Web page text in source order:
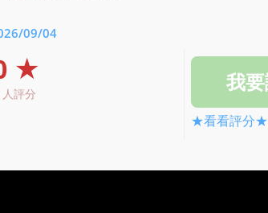
09/04
★
評分
★看看評分★